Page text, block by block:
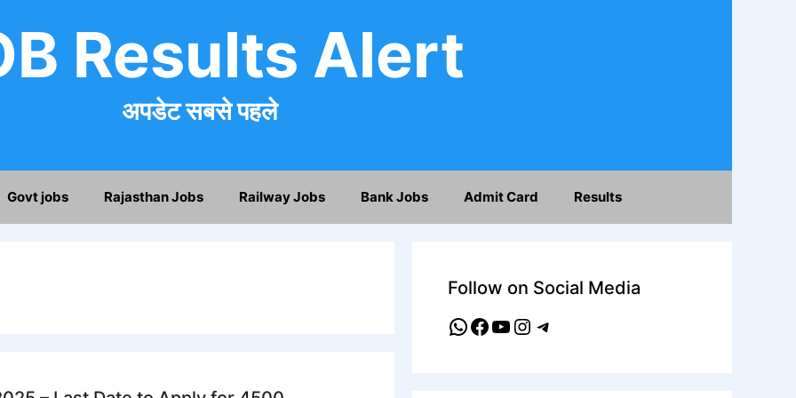
Results Alert
अपडेट सबसे पहले
Govt jobs Rajasthan Jobs Railway Jobs Bank Jobs Admit Card Results
Follow on Social Media
WhatsApp
Facebook
YouTube
Instagram
Telegram